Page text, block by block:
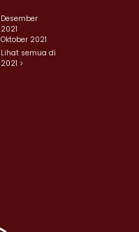
Desember
2021
Oktober 2021
Lihat semua di
2021 >